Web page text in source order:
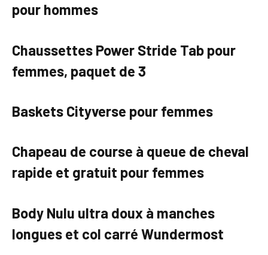
pour hommes
Chaussettes Power Stride Tab pour
femmes, paquet de 3
Baskets Cityverse pour femmes
Chapeau de course à queue de cheval
rapide et gratuit pour femmes
Body Nulu ultra doux à manches
longues et col carré Wundermost